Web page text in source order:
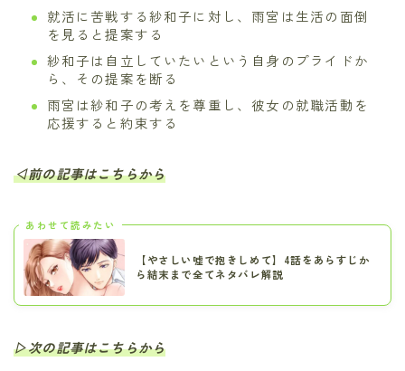
就活に苦戦する紗和子に対し、雨宮は生活の面倒
を見ると提案する
紗和子は自立していたいという自身のプライドか
ら、その提案を断る
雨宮は紗和子の考えを尊重し、彼女の就職活動を
応援すると約束する
◁前の記事はこちらから
あわせて読みたい
【やさしい嘘で抱きしめて】4話をあらすじか
ら結末まで全てネタバレ解説
▷次の記事はこちらから